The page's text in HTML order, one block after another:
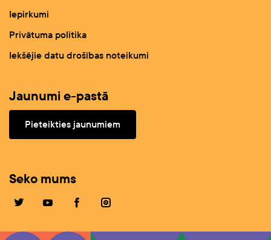
Iepirkumi
Privātuma politika
Iekšējie datu drošības noteikumi
Jaunumi e-pastā
Pieteikties jaunumiem
Seko mums